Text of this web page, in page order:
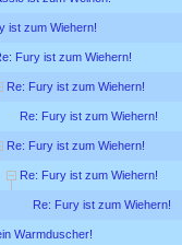
ist zum Wiehern!
Fury ist zum Wiehern!
Re: Fury ist zum Wiehern!
Re: Fury ist zum Wiehern!
Re: Fury ist zum Wiehern!
Re: Fury ist zum Wiehern!
Re: Fury ist zum Wiehern!
Warmduscher!